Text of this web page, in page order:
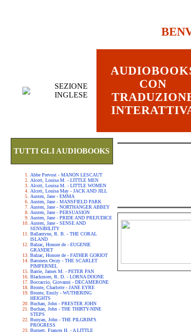
SEZIONE
INGLESE
CON
TUTTI GLI AUDIOBOOKS
Abbe Prevost - MANON LESCAUT
Alcott, Louisa M. - LITTLE MEN
Alcott, Louisa M. - LITTLE WOMEN
Alcott, Louisa May - JACK AND JILL
Austen, Jane - EMMA
Austen, Jane - MANSFIELD PARK
Austen, Jane - NORTHANGER ABBEY
Austen, Jane - PERSUASION
Austen, Jane - PRIDE AND PREJUDICE
Austen, Jane - SENSE AND
SENSIBILITY
Ballantyne, R. B. - THE CORAL
ISLAND
Balzac, Honore de - EUGENIE
GRANDET
Balzac, Honore de - FATHER GORIOT
Baroness Orczy - THE SCARLET
PIMPERNEL
Barrie, James M. - PETER PAN
Blackmore, R. D. - LORNA DOONE
Boccaccio, Giovanni - DECAMERONE
Bronte, Charlotte - JANE EYRE
Bronte, Emily - WUTHERING
HEIGHTS
Buchan, John - PRESTER JOHN
Buchan, John - THE THIRTY-NINE
STEPS
Bunyan, John - THE PILGRIM'S
PROGRESS
Burnett, Frances H. - A LITTLE